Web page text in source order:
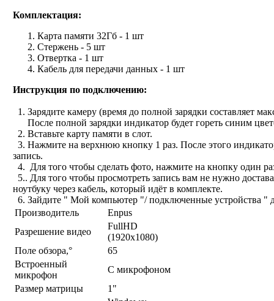
Комплектация:
Карта памяти 32Гб - 1 шт
Стержень - 5 шт
Отвертка - 1 шт
Кабель для передачи данных - 1 шт
Инструкция по подключению:
1. Зарядите камеру (время до полной зарядки составляет
После полной зарядки индикатор будет гореть синим
2. Вставьте карту памяти в слот.
3. Нажмите на верхнюю кнопку 1 раз. После этого
запись.
4. Для того чтобы сделать фото, нажмите на кнопку один
5.. Для того чтобы просмотреть запись вам не нужно
ноутбуку через кабель, который идёт в комплекте.
6. Зайдите " Мой компьютер "/ подключенные устройства "
Производитель
Enpus
Разрешение видео
FullHD
(1920x1080)
Поле обзора,°
65
Встроенный
микрофон
С микрофоном
Размер матрицы
1"